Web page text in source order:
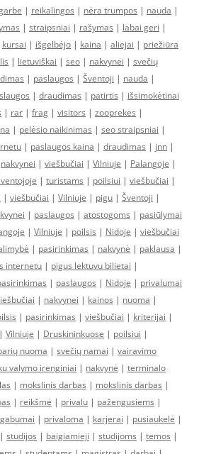
| reikalingos | nėra trumpos | nauda |
| straipsniai | rašymas | labai geri |
kursai | išgelbėjo | kaina | aliejai | priežiūra
| lietuviškai | seo | nakvynei | svečių
| paslaugos | Šventoji | nauda |
| draudimas | patirtis | išsimokėtinai
| rar | frag | visitors | zooprekes |
| pelėsio naikinimas | seo straipsniai |
| paslaugos kaina | draudimas | jnn |
nakvynei | viešbučiai | Vilniuje | Palangoje |
| turistams | poilsiui | viešbučiai |
| viešbučiai | Vilniuje | pigu | Šventoji |
| paslaugos | atostogoms | pasiūlymai
| Vilniuje | poilsis | Nidoje | viešbučiai
| pasirinkimas | nakvynė | paklausa |
internetu | pigus lektuvu bilietai |
| paslaugos | Nidoje | privalumai
| nakvynei | kainos | nuoma |
| pasirinkimas | viešbučiai | kriterijai |
| Vilniuje | Druskininkuose | poilsiui |
nuoma | svečių namai | vairavimo
valymo irenginiai | nakvynė | terminalo
| mokslinis darbas | mokslinis darbas |
| reikšmė | privalu | pažengusiems |
gabumai | privaloma | karjerai | pusiaukelė |
| studijos | baigiamieji | studijoms | temos |